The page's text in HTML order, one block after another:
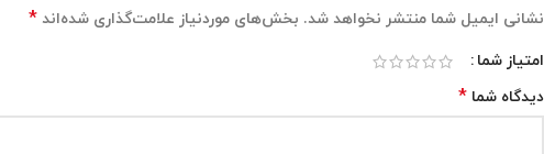
نشانی ایمیل شما منتشر نخواهد شد. بخش‌های موردنیاز علامت‌گذاری شده‌اند *
امتیاز شما
دیدگاه شما *